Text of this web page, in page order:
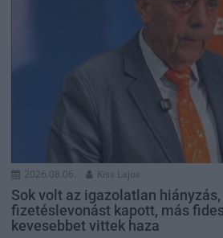
2026.08.06. Kiss Lajos
Sok volt az igazolatlan
fizetéslevonást kapott, más
kevesebbet vittek haza